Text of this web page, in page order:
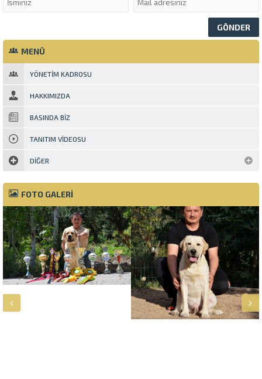
MENÜ
YÖNETIM KADROSU
HAKKIMIZDA
BASINDA BIZ
TANITIM VIDEOSU
DIĞER
FOTO GALERİ